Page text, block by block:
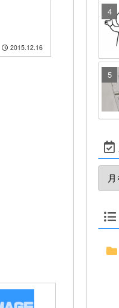
2015.12.16